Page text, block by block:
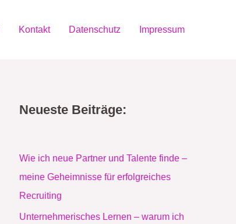
Kontakt Datenschutz Impressum
Neueste Beiträge:
Wie ich neue Partner und Talente finde –
meine Geheimnisse für erfolgreiches
Recruiting
Unternehmerisches Lernen – warum ich